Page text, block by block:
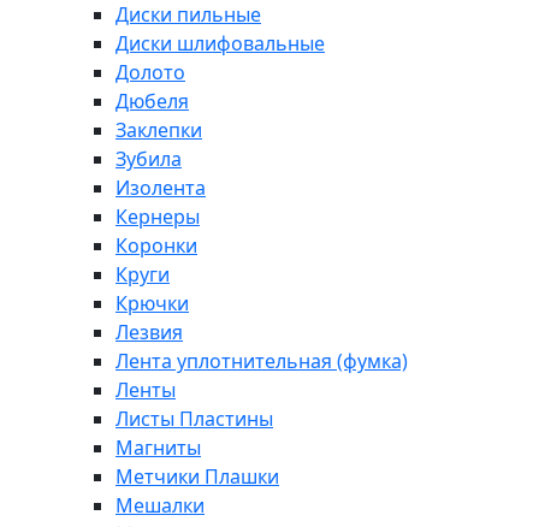
Диски пильные
Диски шлифовальные
Долото
Дюбеля
Заклепки
Зубила
Изолента
Кернеры
Коронки
Круги
Крючки
Лезвия
Лента уплотнительная (фумка)
Ленты
Листы Пластины
Магниты
Метчики Плашки
Мешалки